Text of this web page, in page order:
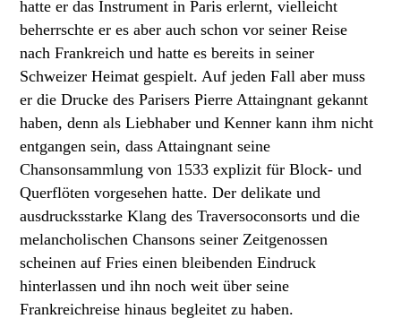
hatte er das Instrument in Paris erlernt, vielleicht
beherrschte er es aber auch schon vor seiner Reise
nach Frankreich und hatte es bereits in seiner
Schweizer Heimat gespielt. Auf jeden Fall aber muss
er die Drucke des Parisers Pierre Attaingnant gekannt
haben, denn als Liebhaber und Kenner kann ihm nicht
entgangen sein, dass Attaingnant seine
Chansonsammlung von 1533 explizit für Block- und
Querflöten vorgesehen hatte. Der delikate und
ausdrucksstarke Klang des Traversoconsorts und die
melancholischen Chansons seiner Zeitgenossen
scheinen auf Fries einen bleibenden Eindruck
hinterlassen und ihn noch weit über seine
Frankreichreise hinaus begleitet zu haben.